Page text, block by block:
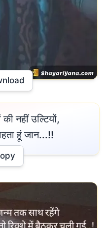
हूं जान...!!